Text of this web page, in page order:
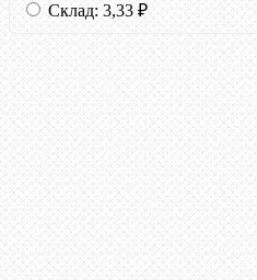
Склад: 3,33 ₽